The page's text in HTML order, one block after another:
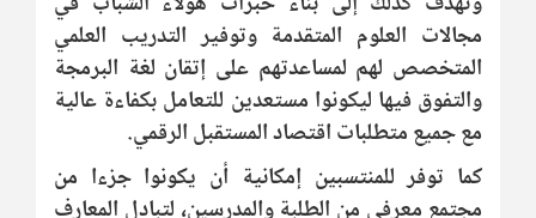
مجالات العلوم المتقدمة وتوفير التدريب العلمي
المتخصص لهم لمساعدتهم على إتقان لغة البرمجة
والتفوق فيها ليكونوا مستعدين للتعامل بكفاءة عالية
مع جميع متطلبات اقتصاد المستقبل الرقمي.
كما توفر للمنتسبين إمكانية أن يكونوا جزءا من
مجتمع معرفي من الطلبة والمدرسين، لتبادل المعارف